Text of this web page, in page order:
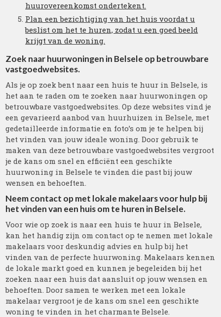
huurovereenkomst ondertekent.
Plan een bezichtiging van het huis voordat u
beslist om het te huren, zodat u een goed beeld
krijgt van de woning.
Zoek naar huurwoningen in Belsele op betrouwbare
vastgoedwebsites.
Als je op zoek bent naar een huis te huur in Belsele, is
het aan te raden om te zoeken naar huurwoningen op
betrouwbare vastgoedwebsites. Op deze websites vind je
een gevarieerd aanbod van huurhuizen in Belsele, met
gedetailleerde informatie en foto’s om je te helpen bij
het vinden van jouw ideale woning. Door gebruik te
maken van deze betrouwbare vastgoedwebsites vergroot
je de kans om snel en efficiënt een geschikte
huurwoning in Belsele te vinden die past bij jouw
wensen en behoeften.
Neem contact op met lokale makelaars voor hulp bij
het vinden van een huis om te huren in Belsele.
Voor wie op zoek is naar een huis te huur in Belsele,
kan het handig zijn om contact op te nemen met lokale
makelaars voor deskundig advies en hulp bij het
vinden van de perfecte huurwoning. Makelaars kennen
de lokale markt goed en kunnen je begeleiden bij het
zoeken naar een huis dat aansluit op jouw wensen en
behoeften. Door samen te werken met een lokale
makelaar vergroot je de kans om snel een geschikte
woning te vinden in het charmante Belsele.